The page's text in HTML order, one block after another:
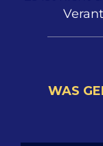
WAS